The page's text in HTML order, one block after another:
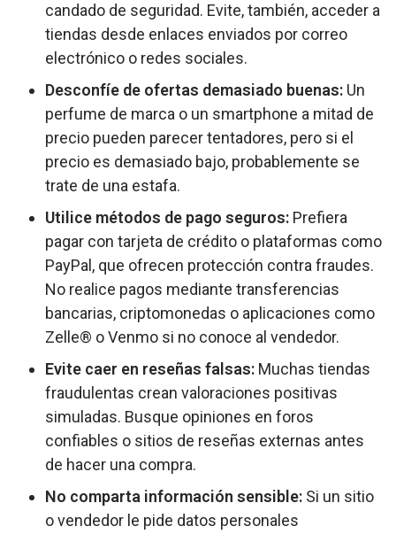
candado de seguridad. Evite, también, acceder a
tiendas desde enlaces enviados por correo
electrónico o redes sociales.
Desconfíe de ofertas demasiado buenas: Un
perfume de marca o un smartphone a mitad de
precio pueden parecer tentadores, pero si el
precio es demasiado bajo, probablemente se
trate de una estafa.
Utilice métodos de pago seguros: Prefiera
pagar con tarjeta de crédito o plataformas como
PayPal, que ofrecen protección contra fraudes.
No realice pagos mediante transferencias
bancarias, criptomonedas o aplicaciones como
Zelle® o Venmo si no conoce al vendedor.
Evite caer en reseñas falsas: Muchas tiendas
fraudulentas crean valoraciones positivas
simuladas. Busque opiniones en foros
confiables o sitios de reseñas externas antes
de hacer una compra.
No comparta información sensible: Si un sitio
o vendedor le pide datos personales